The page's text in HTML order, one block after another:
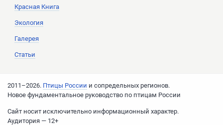
Красная Книга
Экология
Галерея
Статьи
2011–2026. Птицы России и сопредельных регионов.
Новое фундаментальное руководство по птицам России
Cайт носит исключительно информационный характер.
Аудитория — 12+